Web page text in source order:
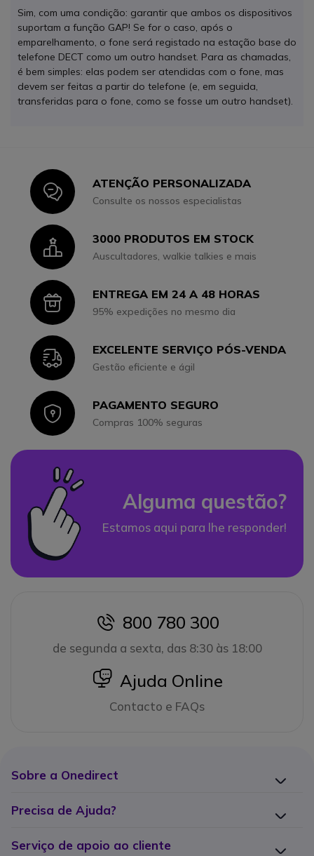
Sim, com uma condição: garantir que ambos os dispositivos
suportam a função GAP! Se for o caso, após o
emparelhamento, o fone será registado na estação base do
telefone DECT como um outro handset. Para as chamadas,
é bem simples: elas podem ser atendidas com o fone, mas
devem ser feitas a partir do telefone (e, em seguida,
transferidas para o fone, como se fosse um outro handset).
IconATENÇÃO PERSONALIZADA
Consulte os nossos especialistas
Icon3000 PRODUTOS EM STOCK
Auscultadores, walkie talkies e mais
IconENTREGA EM 24 A 48 HORAS
95% expedições no mesmo dia
IconEXCELENTE SERVIÇO PÓS-VENDA
Gestão eficiente e ágil
IconPAGAMENTO SEGURO
Compras 100% seguras
Alguma questão?
Estamos aqui para lhe responder!
icon
800 780 300
de segunda a sexta, das 8:30 às 18:00
icon
Ajuda Online
Contacto e FAQs
Sobre a Onedirect
Precisa de Ajuda?
Serviço de apoio ao cliente